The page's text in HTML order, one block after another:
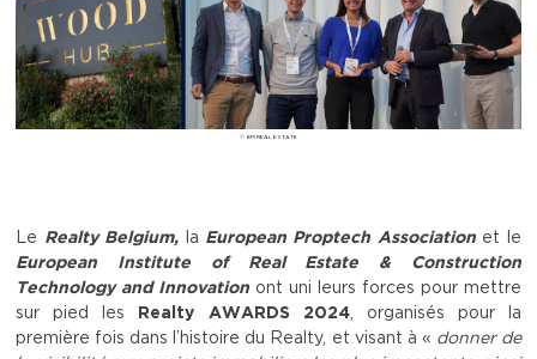
© BPI REAL ESTATE
Le Realty Belgium, la European Proptech Associationet le
European Institute of Real Estate & Construction
Technology and Innovation ont uni leurs forces pour mettre
sur pied les
Realty AWARDS 2024, organisés pour la
première fois dans l’histoire du Realty, et visant à « donner de